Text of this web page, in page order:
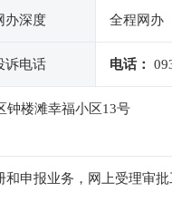
办深度 全程网办
诉电话 电话：
钟楼滩幸福小区13号
申报业务，网上受理审